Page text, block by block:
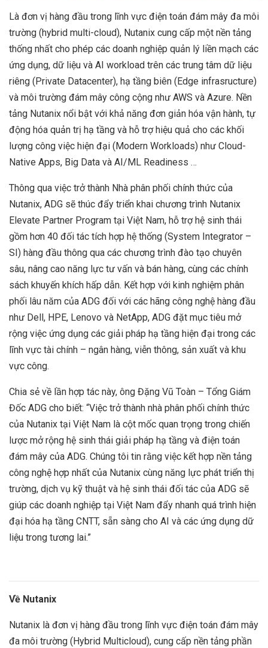
Là đơn vị hàng đầu trong lĩnh vực điện toán đám mây đa môi
trường (hybrid multi-cloud), Nutanix cung cấp một nền tảng
thống nhất cho phép các doanh nghiệp quản lý liền mạch các
ứng dụng, dữ liệu và AI workload trên các trung tâm dữ liệu
riêng (Private Datacenter), hạ tầng biên (Edge infrasructure)
và môi trường đám mây công cộng như AWS và Azure. Nền
tảng Nutanix nổi bật với khả năng đơn giản hóa vận hành, tự
động hóa quản trị hạ tầng và hỗ trợ hiệu quả cho các khối
lượng công việc hiện đại (Modern Workloads) như Cloud-
Native Apps, Big Data và AI/ML Readiness …
Thông qua việc trở thành Nhà phân phối chính thức của
Nutanix, ADG sẽ thúc đẩy triển khai chương trình Nutanix
Elevate Partner Program tại Việt Nam, hỗ trợ hệ sinh thái
gồm hơn 40 đối tác tích hợp hệ thống (System Integrator –
SI) hàng đầu thông qua các chương trình đào tạo chuyên
sâu, nâng cao năng lực tư vấn và bán hàng, cùng các chính
sách khuyến khích hấp dẫn. Kết hợp với kinh nghiệm phân
phối lâu năm của ADG đối với các hãng công nghệ hàng đầu
như Dell, HPE, Lenovo và NetApp, ADG đặt mục tiêu mở
rộng việc ứng dụng các giải pháp hạ tầng hiện đại trong các
lĩnh vực tài chính – ngân hàng, viễn thông, sản xuất và khu
vực công.
Chia sẻ về lần hợp tác này, ông Đặng Vũ Toàn – Tổng Giám
Đốc ADG cho biết: “Việc trở thành nhà phân phối chính thức
của Nutanix tại Việt Nam là cột mốc quan trọng trong chiến
lược mở rộng hệ sinh thái giải pháp hạ tầng và điện toán
đám mây của ADG. Chúng tôi tin rằng việc kết hợp nền tảng
công nghệ hợp nhất của Nutanix cùng năng lực phát triển thị
trường, dịch vụ kỹ thuật và hệ sinh thái đối tác của ADG sẽ
giúp các doanh nghiệp tại Việt Nam đẩy nhanh quá trình hiện
đại hóa hạ tầng CNTT, sẵn sàng cho AI và các ứng dụng dữ
liệu trong tương lai.”
Về Nutanix
Nutanix là đơn vị hàng đầu trong lĩnh vực điện toán đám mây
đa môi trường (Hybrid Multicloud), cung cấp nền tảng phần